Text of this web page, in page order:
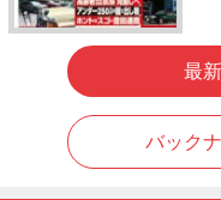
最
バック